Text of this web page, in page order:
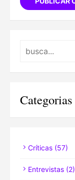
Categorias
Críticas (57)
Entrevistas (2)